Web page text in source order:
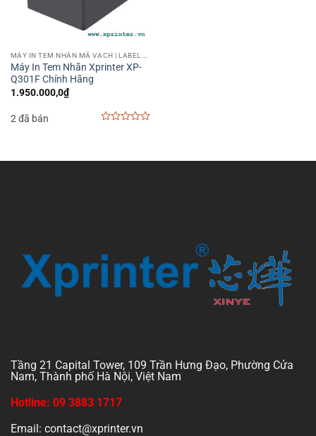
Máy In Tem Nhãn Xprinter XP-
Q301F Chính Hãng
1.950.000,0₫
2 đã bán
5
Tầng 21 Capital Tower, 109 Trần Hưng Đạo, Phường Cửa
Nam, Thành phố Hà Nội, Việt Nam
Hotline: 09 3883 1717
Email: contact@xprinter.vn